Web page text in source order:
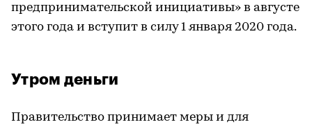
предпринимательской инициативы» в августе
этого года и вступит в силу 1 января 2020 года.
Утром деньги
Правительство принимает меры и для